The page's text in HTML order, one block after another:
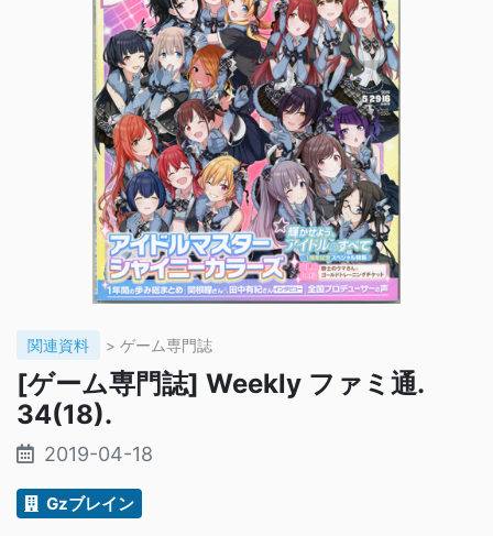
関連資料 > ゲーム専門誌
[ゲーム専門誌] Weekly ファミ通.
34(18).
2019-04-18
Gzブレイン